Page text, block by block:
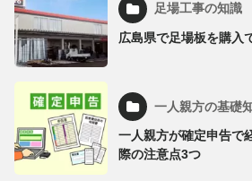
足場工事の知識
広島県で足場板を購入
一人親方の基礎
一人親方が確定申告で
際の注意点3つ